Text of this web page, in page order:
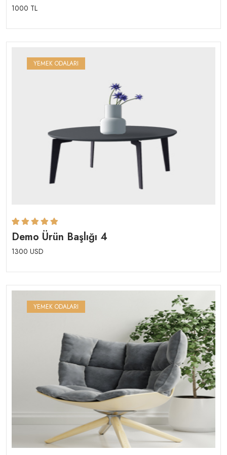
1000 TL
YEMEK ODALARI
Rated 5.00out
of 5 based on
1
Demo Ürün Başlığı 4
1300 USD
YEMEK ODALARI